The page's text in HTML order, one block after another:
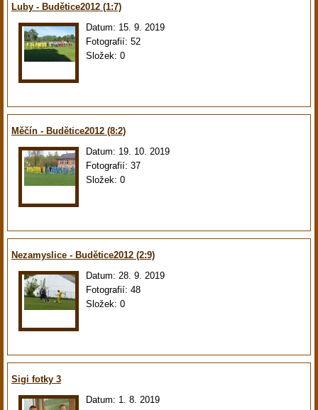
Luby - Budětice2012 (1:7)
Datum: 15. 9. 2019
Fotografií: 52
Složek: 0
Měčín - Budětice2012 (8:2)
Datum: 19. 10. 2019
Fotografií: 37
Složek: 0
Nezamyslice - Budětice2012 (2:9)
Datum: 28. 9. 2019
Fotografií: 48
Složek: 0
Sigi fotky 3
Datum: 1. 8. 2019